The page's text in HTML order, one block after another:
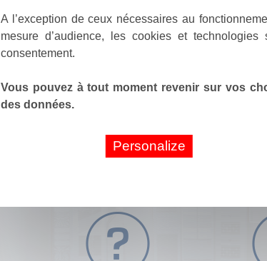
A l’exception de ceux nécessaires au
mesure d’audience, les cookies et
consentement.
Vous pouvez à tout moment revenir sur vos
des données.
Personalize